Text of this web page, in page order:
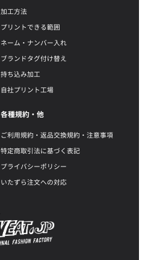
加工方法
プリントできる範囲
ネーム・ナンバー入れ
ブランドタグ付け替え
持ち込み加工
自社プリント工場
各種規約・他
ご利用規約・返品交換規約・注意事項
特定商取引法に基づく表記
プライバシーポリシー
いたずら注文への対応